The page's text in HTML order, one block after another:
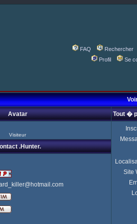
FAQ
Rechercher
Profil
Se
Avatar Tout �
Visiteur
Site
.Hunter.